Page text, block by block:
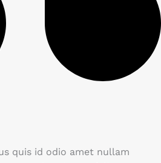
quis id odio amet nullam